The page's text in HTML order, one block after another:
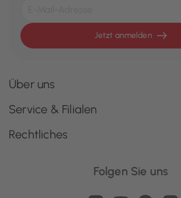
Jetzt anmelden
Über uns
Service & Filialen
Rechtliches
Folgen Sie uns